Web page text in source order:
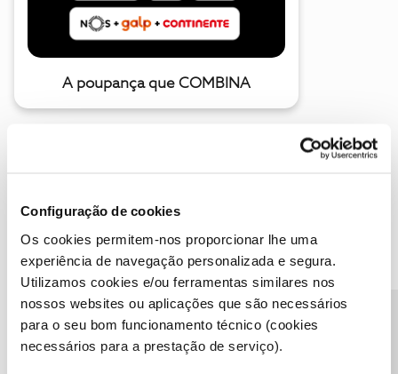
Configuração de cookies
Os cookies permitem-nos proporcionar lhe uma
experiência de navegação personalizada e segura.
Utilizamos cookies e/ou ferramentas similares nos
nossos websites ou aplicações que são necessários
para o seu bom funcionamento técnico (cookies
necessários para a prestação de serviço).
A poupança que COMBINA
Descubra as novidades de julho